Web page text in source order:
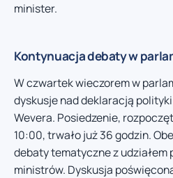
minister.
Kontynuacja debaty w
W czwartek wieczorem w
dyskusje nad deklaracją
Wevera. Posiedzenie,
10:00, trwało już 36 godzin.
debaty tematyczne z udziałem
ministrów. Dyskusja